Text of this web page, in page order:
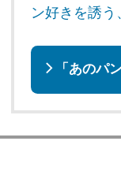
ン好きを誘
「あのパ